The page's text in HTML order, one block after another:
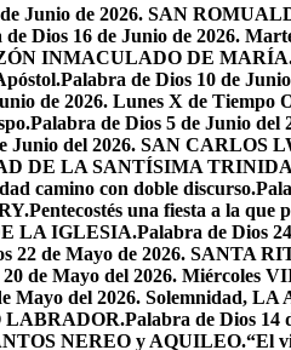
Junio de 2026. SAN
de Dios 16 de Junio de 2026.
INMACULADO DE
Palabra de Dios 10 de
de 2026. Lunes X de Tiempo
Palabra de Dios 5 de Junio
Junio del 2026. SAN CARLOS
DE LA SANTÍSIMA
camino con doble discurso.
Pentecostés una fiesta a la que
LA IGLESIA.Palabra de Dios
22 de Mayo de 2026. SANTA
de Mayo del 2026. Miércoles
Mayo del 2026. Solemnidad,
LABRADOR.Palabra de Dios 14
NEREO y AQUILEO.“El